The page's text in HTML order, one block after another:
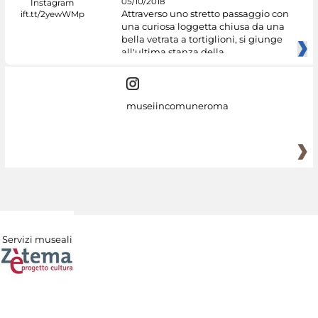
Attraverso uno stretto passaggio con
una curiosa loggetta chiusa da una
bella vetrata a tortiglioni, si giunge
all'ultima stanza della
museiincomuneroma
Servizi museali